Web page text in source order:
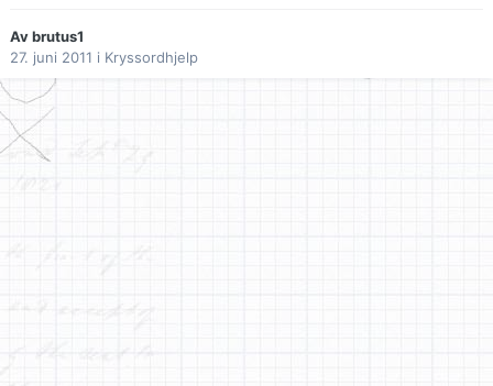
Avbrutus1
27. juni 2011 i Kryssordhjelp